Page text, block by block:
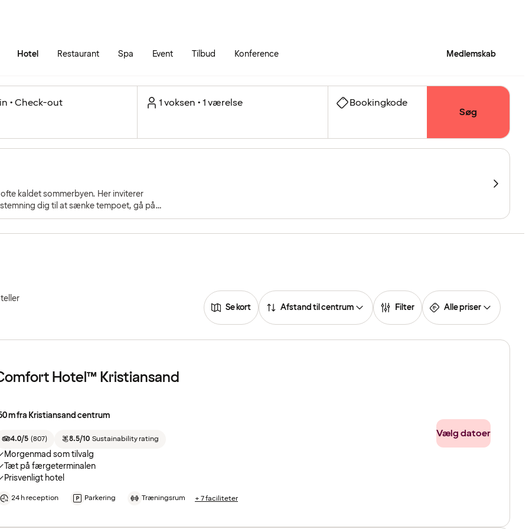
Hotel Restaurant Spa Event Tilbud Konference Medlemskab
• Check-out 1 voksen • 1 værelse Bookingkode
Søg
kaldet sommerbyen. Her inviterer
dig til at sænke tempoet, gå på
Se kort
Afstand til centrum Filter Alle priser
Hotel™ Kristiansand
m fra Kristiansand centrum
4.0/5 (807) 8.5/10 Sustainability rating
Morgenmad som tilvalg
Tæt på færgeterminalen
Prisvenligt hotel
24 h reception Parkering Træningsrum + 7 faciliteter
Vælg datoer